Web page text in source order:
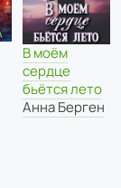
В моём
сердце
бьётся лето
Анна Берген